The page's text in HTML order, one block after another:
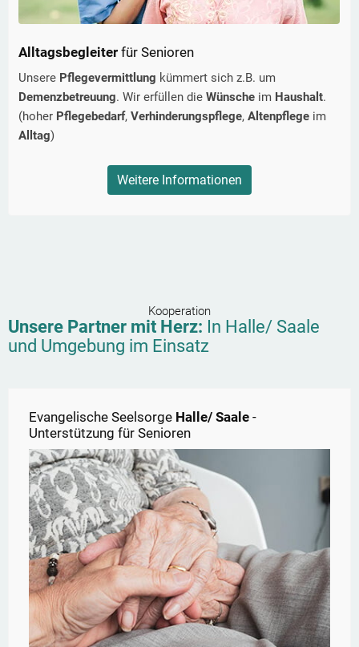
Alltagsbegleiter für Senioren
Unsere Pflegevermittlung kümmert sich z.B. um
Demenzbetreuung. Wir erfüllen die Wünsche im Haushalt.
(hoher Pflegebedarf, Verhinderungspflege, Altenpflege im
Alltag)
Weitere Informationen
Kooperation
Unsere Partner mit Herz: In Halle/ Saale
und Umgebung im Einsatz
Evangelische Seelsorge Halle/ Saale -
Unterstützung für Senioren